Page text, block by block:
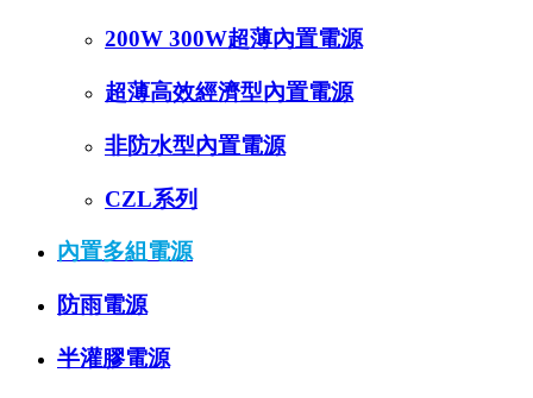
200W 300W超薄內置電源
超薄高效經濟型內置電源
非防水型內置電源
CZL系列
內置多組電源
防雨電源
半灌膠電源